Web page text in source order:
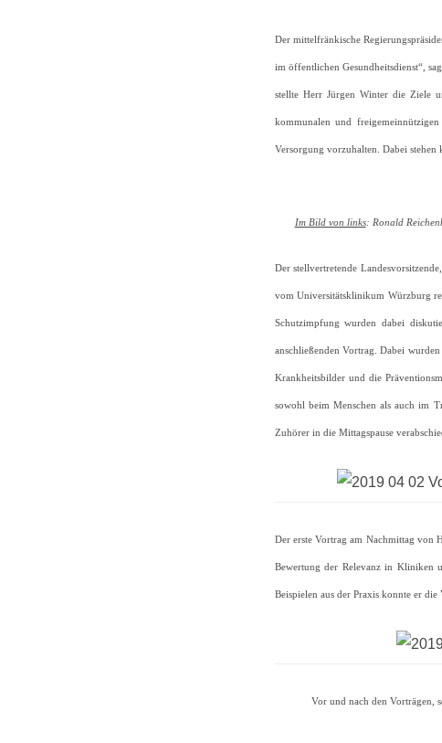
Der mittelfränkische
im öffentlichen Gesundheitsdienst“,
stellte Herr Jürgen Winter die Ziele
kommunalen und
Versorgung vorzuhalten. Dabei stehen
Im Bild von links: Ronald
Der stellvertretende
vom Universitätsklinikum Würzburg
Schutzimpfung wurden dabei
anschließenden Vortrag. Dabei
Krankheitsbilder und die
sowohl beim Menschen als auch im
Zuhörer in die Mittagspause
Der erste Vortrag am Nachmittag von
Bewertung der Relevanz in Kliniken
Beispielen aus der Praxis konnte er
Vor und nach den Vorträgen,